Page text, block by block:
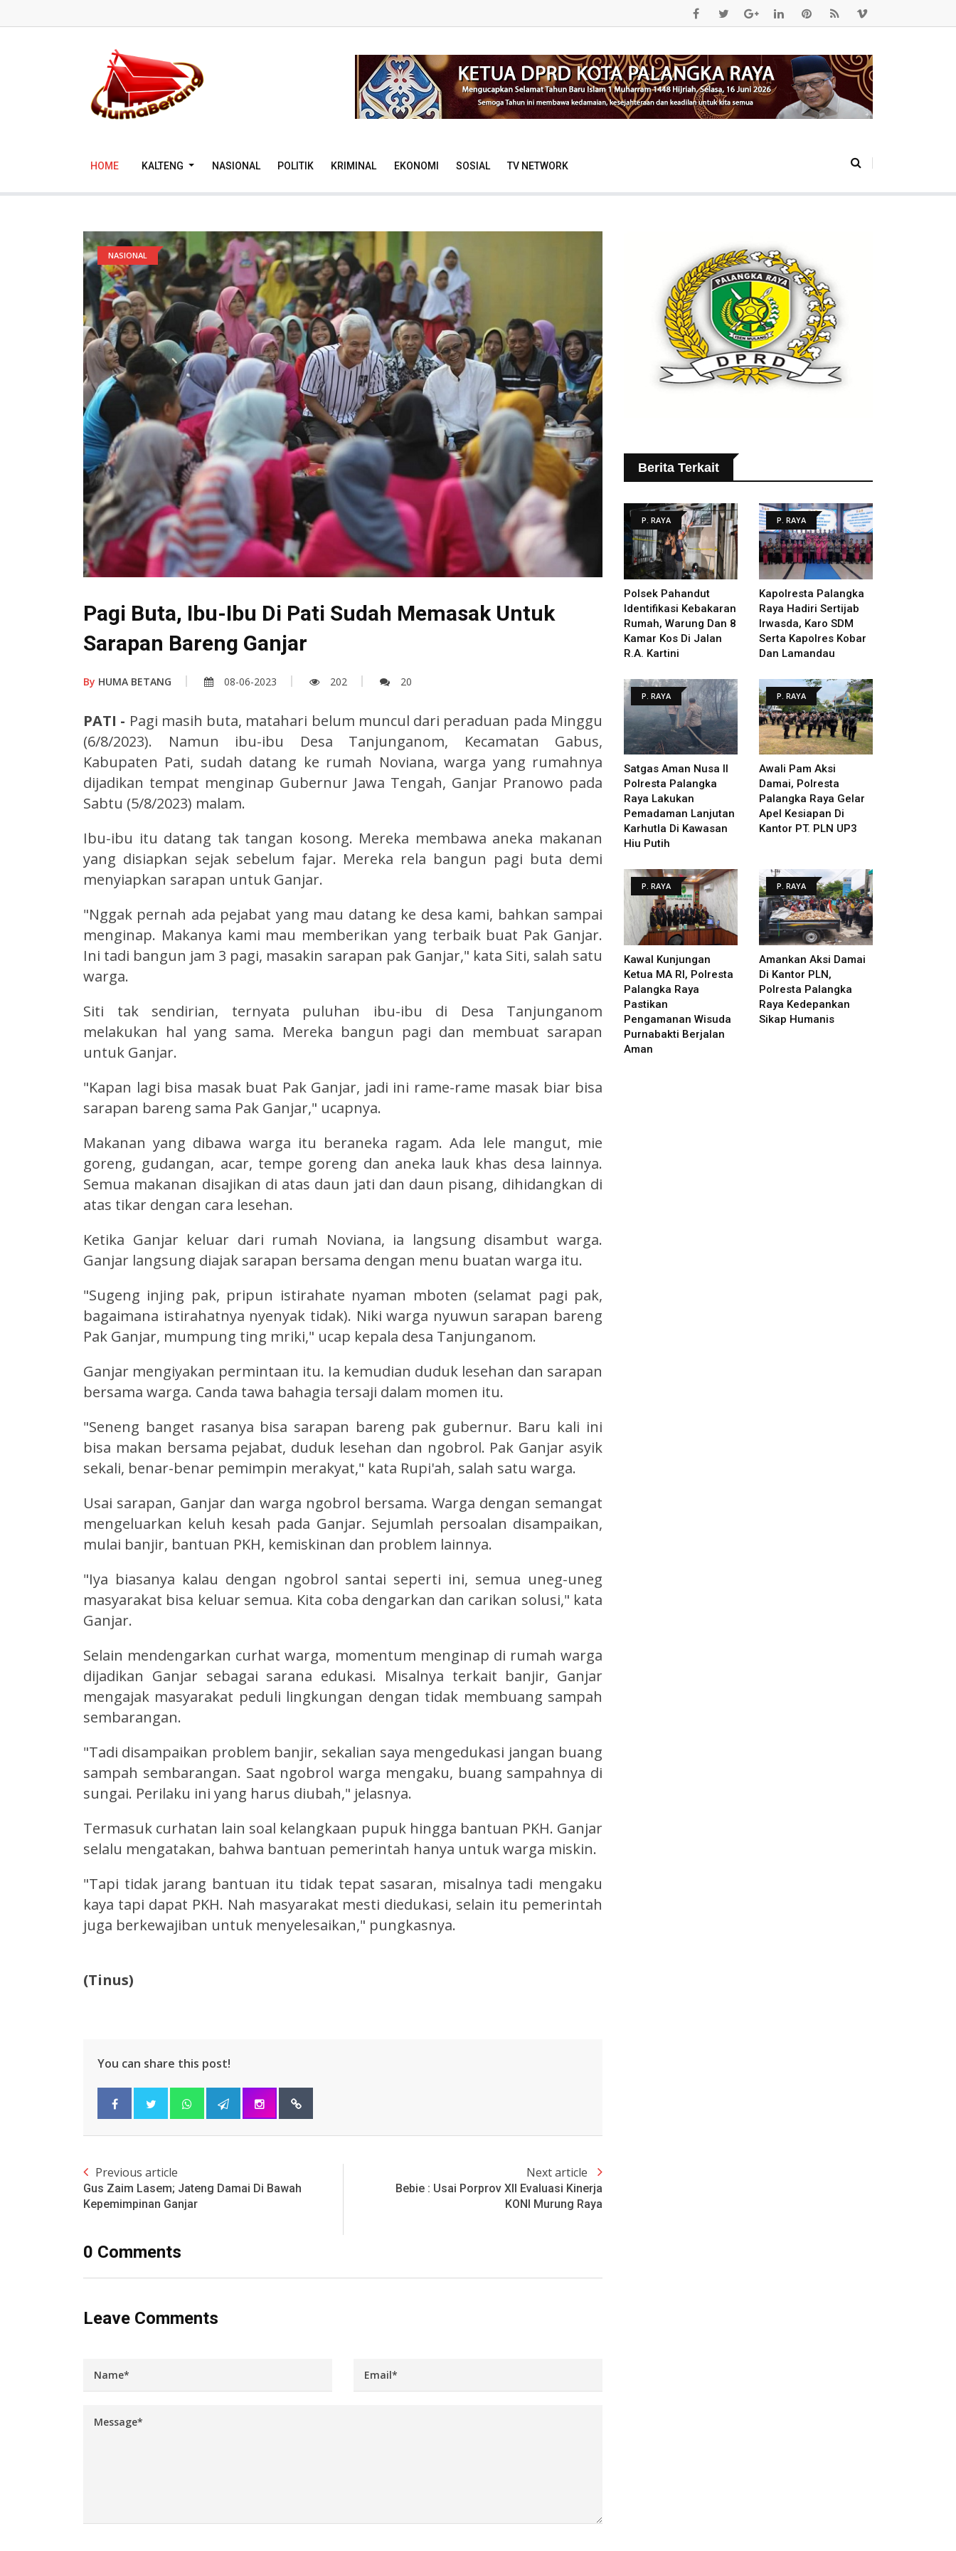
HOME KALTENG NASIONAL POLITIK KRIMINAL EKONOMI SOSIAL TV NETWORK
NASIONAL
Pagi Buta, Ibu-Ibu Di Pati Sudah Memasak Untuk
Sarapan Bareng Ganjar
By HUMA BETANG 08-06-2023 202 20
PATI - Pagi masih buta, matahari belum muncul dari peraduan pada Minggu
(6/8/2023). Namun ibu-ibu Desa Tanjunganom, Kecamatan Gabus,
Kabupaten Pati, sudah datang ke rumah Noviana, warga yang rumahnya
dijadikan tempat menginap Gubernur Jawa Tengah, Ganjar Pranowo pada
Sabtu (5/8/2023) malam.
Ibu-ibu itu datang tak tangan kosong. Mereka membawa aneka makanan
yang disiapkan sejak sebelum fajar. Mereka rela bangun pagi buta demi
menyiapkan sarapan untuk Ganjar.
"Nggak pernah ada pejabat yang mau datang ke desa kami, bahkan sampai
menginap. Makanya kami mau memberikan yang terbaik buat Pak Ganjar.
Ini tadi bangun jam 3 pagi, masakin sarapan pak Ganjar," kata Siti, salah satu
warga.
Siti tak sendirian, ternyata puluhan ibu-ibu di Desa Tanjunganom
melakukan hal yang sama. Mereka bangun pagi dan membuat sarapan
untuk Ganjar.
"Kapan lagi bisa masak buat Pak Ganjar, jadi ini rame-rame masak biar bisa
sarapan bareng sama Pak Ganjar," ucapnya.
Makanan yang dibawa warga itu beraneka ragam. Ada lele mangut, mie
goreng, gudangan, acar, tempe goreng dan aneka lauk khas desa lainnya.
Semua makanan disajikan di atas daun jati dan daun pisang, dihidangkan di
atas tikar dengan cara lesehan.
Ketika Ganjar keluar dari rumah Noviana, ia langsung disambut warga.
Ganjar langsung diajak sarapan bersama dengan menu buatan warga itu.
"Sugeng injing pak, pripun istirahate nyaman mboten (selamat pagi pak,
bagaimana istirahatnya nyenyak tidak). Niki warga nyuwun sarapan bareng
Pak Ganjar, mumpung ting mriki," ucap kepala desa Tanjunganom.
Ganjar mengiyakan permintaan itu. Ia kemudian duduk lesehan dan sarapan
bersama warga. Canda tawa bahagia tersaji dalam momen itu.
"Seneng banget rasanya bisa sarapan bareng pak gubernur. Baru kali ini
bisa makan bersama pejabat, duduk lesehan dan ngobrol. Pak Ganjar asyik
sekali, benar-benar pemimpin merakyat," kata Rupi'ah, salah satu warga.
Usai sarapan, Ganjar dan warga ngobrol bersama. Warga dengan semangat
mengeluarkan keluh kesah pada Ganjar. Sejumlah persoalan disampaikan,
mulai banjir, bantuan PKH, kemiskinan dan problem lainnya.
"Iya biasanya kalau dengan ngobrol santai seperti ini, semua uneg-uneg
masyarakat bisa keluar semua. Kita coba dengarkan dan carikan solusi," kata
Ganjar.
Selain mendengarkan curhat warga, momentum menginap di rumah warga
dijadikan Ganjar sebagai sarana edukasi. Misalnya terkait banjir, Ganjar
mengajak masyarakat peduli lingkungan dengan tidak membuang sampah
sembarangan.
"Tadi disampaikan problem banjir, sekalian saya mengedukasi jangan buang
sampah sembarangan. Saat ngobrol warga mengaku, buang sampahnya di
sungai. Perilaku ini yang harus diubah," jelasnya.
Termasuk curhatan lain soal kelangkaan pupuk hingga bantuan PKH. Ganjar
selalu mengatakan, bahwa bantuan pemerintah hanya untuk warga miskin.
"Tapi tidak jarang bantuan itu tidak tepat sasaran, misalnya tadi mengaku
kaya tapi dapat PKH. Nah masyarakat mesti diedukasi, selain itu pemerintah
juga berkewajiban untuk menyelesaikan," pungkasnya.
(Tinus)
You can share this post!
Previous article
Gus Zaim Lasem; Jateng Damai Di Bawah
Kepemimpinan Ganjar
Next article
Bebie : Usai Porprov XII Evaluasi Kinerja
KONI Murung Raya
0 Comments
Leave Comments
Berita Terkait
P. RAYA
Polsek Pahandut
Identifikasi Kebakaran
Rumah, Warung Dan 8
Kamar Kos Di Jalan
R.A. Kartini
P. RAYA
Kapolresta Palangka
Raya Hadiri Sertijab
Irwasda, Karo SDM
Serta Kapolres Kobar
Dan Lamandau
P. RAYA
Satgas Aman Nusa II
Polresta Palangka
Raya Lakukan
Pemadaman Lanjutan
Karhutla Di Kawasan
Hiu Putih
P. RAYA
Awali Pam Aksi
Damai, Polresta
Palangka Raya Gelar
Apel Kesiapan Di
Kantor PT. PLN UP3
P. RAYA
Kawal Kunjungan
Ketua MA RI, Polresta
Palangka Raya
Pastikan
Pengamanan Wisuda
Purnabakti Berjalan
Aman
P. RAYA
Amankan Aksi Damai
Di Kantor PLN,
Polresta Palangka
Raya Kedepankan
Sikap Humanis